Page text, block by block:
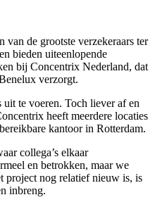
van de grootste verzekeraars ter
bieden uiteenlopende
bij Concentrix Nederland, dat
verzorgt.
te voeren. Toch liever af en
heeft meerdere locaties
kantoor in Rotterdam.
collega’s elkaar
en betrokken, maar we
project nog relatief nieuw is, is
inbreng.